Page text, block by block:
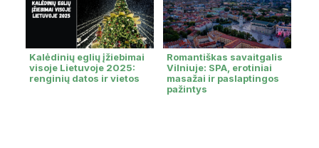
Kalėdinių eglių įžiebimai
visoje Lietuvoje 2025:
renginių datos ir vietos
Romantiškas savaitgalis
Vilniuje: SPA, erotiniai
masažai ir paslaptingos
pažintys